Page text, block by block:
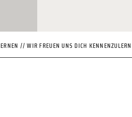
// WIR FREUEN UNS DICH